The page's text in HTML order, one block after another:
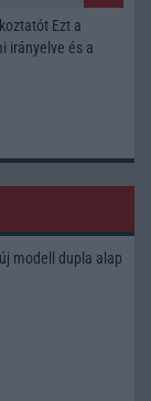
Ezt a
irányelve és a
modell dupla alap